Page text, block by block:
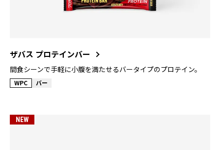
ザバス プロテインバー
間食シーンで手軽に小腹を満たせるバータイプのプロテイン。
WPC バー
NEW